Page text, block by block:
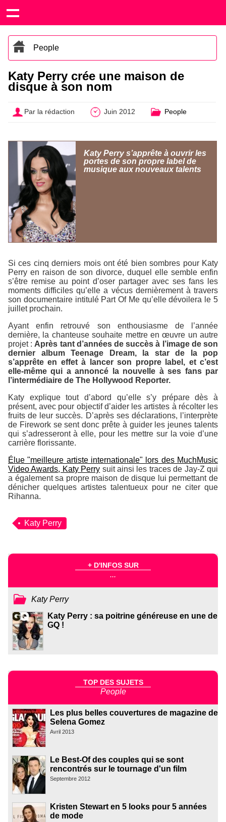
People
Katy Perry crée une maison de
disque à son nom
Par la rédaction Juin 2012 People
Katy Perry s’apprête à ouvrir les
portes de son propre label de
musique aux nouveaux talents
Si ces cinq derniers mois ont été bien sombres pour Katy
Perry en raison de son divorce, duquel elle semble enfin
s’être remise au point d’oser partager avec ses fans les
moments difficiles qu’elle a vécus dernièrement à travers
son documentaire intitulé Part Of Mequ’elle dévoilera le 5
juillet prochain.
Ayant enfin retrouvé son enthousiasme de l’année
dernière, la chanteuse souhaite mettre en œuvre un autre
projet : Après tant d’années de succès à l’image de son
dernier album Teenage Dream, la star de la pop
s’apprête en effet à lancer son propre label, et c’est
elle-même qui a annoncé la nouvelle à ses fans par
l’intermédiaire de The Hollywood Reporter.
Katy explique tout d’abord qu’elle s’y prépare dès à
présent, avec pour objectif d’aider les artistes à récolter les
fruits de leur succès. D’après ses déclarations, l’interprète
de Fireworkse sent donc prête à guider les jeunes talents
qui s’adresseront à elle, pour les mettre sur la voie d’une
carrière florissante.
Élue "meilleure artiste internationale" lors des MuchMusic
Video Awards, Katy Perry suit ainsi les traces de Jay-Z qui
a également sa propre maison de disque lui permettant de
dénicher quelques artistes talentueux pour ne citer que
Rihanna.
Katy Perry
+ D'INFOS SUR
...
Katy Perry
Katy Perry : sa poitrine généreuse en une de
GQ !
TOP DES SUJETS
People
Les plus belles couvertures de magazine de
Selena Gomez
Avril 2013
Le Best-Of des couples qui se sont
rencontrés sur le tournage d'un film
Septembre 2012
Kristen Stewart en 5 looks pour 5 années
de mode